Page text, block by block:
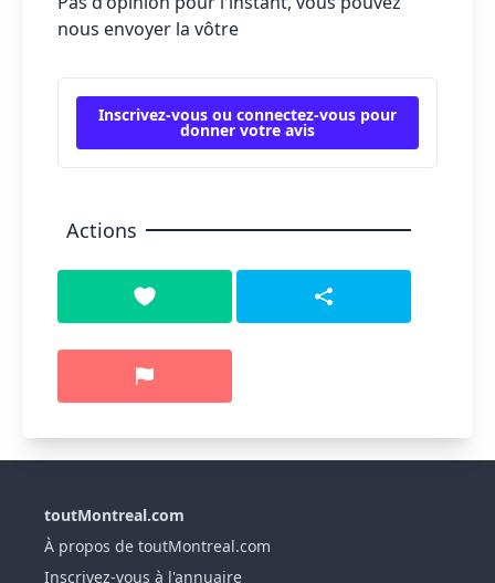
nous envoyer la vôtre
Inscrivez-vous ou connectez-vous pour
donner votre avis
Actions
toutMontreal.com
À propos de toutMontreal.com
Inscrivez-vous à l'annuaire